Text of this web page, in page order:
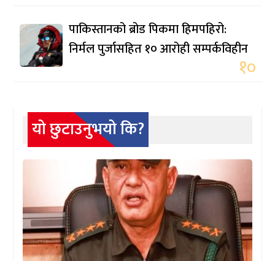
पाकिस्तानको ब्रोड पिकमा हिमपहिरो:
निर्मल पुर्जासहित १० आरोही सम्पर्कविहीन
१०
यो छुटाउनुभयो कि?